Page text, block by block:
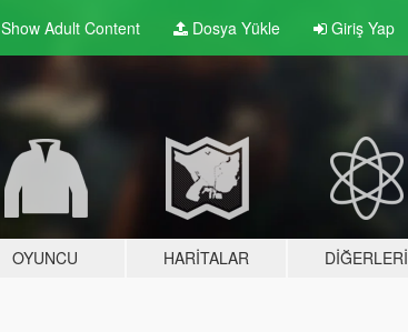
Show Adult Content Dosya Yükle Giriş Yap
OYUNCU HARITALAR DIĞERLERI